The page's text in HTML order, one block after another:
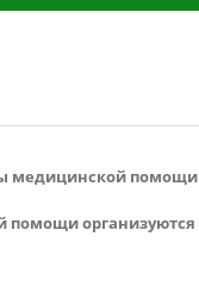
медицинской помощи
помощи